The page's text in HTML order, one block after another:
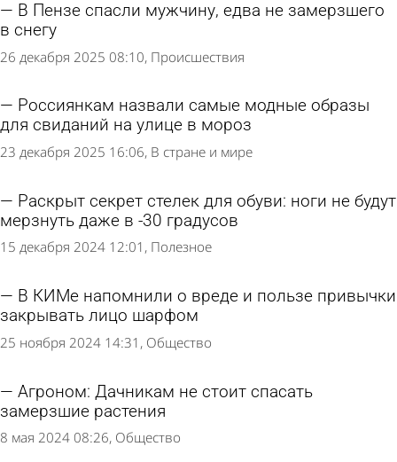
В Пензе спасли мужчину, едва не замерзшего
в снегу
26 декабря 2025 08:10 Происшествия
Россиянкам назвали самые модные образы
для свиданий на улице в мороз
23 декабря 2025 16:06 В стране и мире
Раскрыт секрет стелек для обуви: ноги не будут
мерзнуть даже в -30 градусов
15 декабря 2024 12:01 Полезное
В КИМе напомнили о вреде и пользе привычки
закрывать лицо шарфом
25 ноября 2024 14:31 Общество
Агроном: Дачникам не стоит спасать
замерзшие растения
8 мая 2024 08:26 Общество